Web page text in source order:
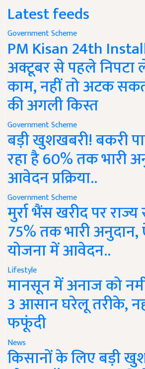
Latest feeds
Government Scheme
PM Kisan 24th
अक्टूबर से पहले निपटा
काम, नहीं तो अटक
की अगली किस्त
Government Scheme
बड़ी खुशखबरी! बकरी
रहा है 60% तक भारी
आवेदन प्रक्रिया..
Government Scheme
मुर्रा भैंस खरीद पर
75% तक भारी
योजना में आवेदन..
Lifestyle
मानसून में अनाज को
3 आसान घरेलू तरीके,
फफूंदी
News
किसानों के लिए बड़ी